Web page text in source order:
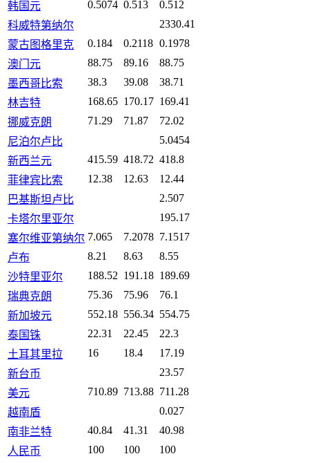
韩国元 0.5074 0.513
0.512
科威特第纳尔
2330.41
蒙古图格里克
0.184 0.2118 0.1978
澳门元
88.75 89.16
88.75
墨西哥比索
38.3 39.08
38.71
林吉特
168.65 170.17 169.41
挪威克朗
71.29 71.87
72.02
尼泊尔卢比
5.0454
新西兰元
415.59 418.72 418.8
菲律宾比索
12.38 12.63
12.44
巴基斯坦卢比
2.507
卡塔尔里亚尔
195.17
塞尔维亚第纳尔 7.065 7.2078 7.1517
卢布
8.21 8.63
8.55
沙特里亚尔
188.52 191.18 189.69
瑞典克朗
75.36 75.96
76.1
新加坡元
552.18 556.34 554.75
泰国铢
22.31 22.45
22.3
土耳其里拉
16 18.4
17.19
新台币
23.57
美元
710.89 713.88 711.28
越南盾
0.027
南非兰特
40.84 41.31
40.98
人民币
100 100 100